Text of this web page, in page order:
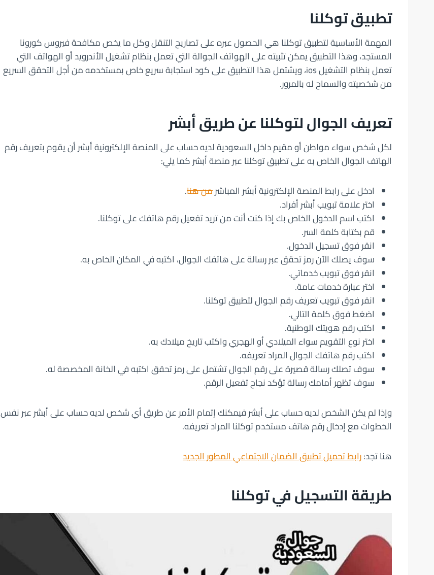
تطبيق توكلنا
المهمة الأساسية لتطبيق توكلنا هي الحصول عبره على تصاريح التنقل وكل ما يخص مكافحة فيروس كورونا
المستجد، وهذا التطبيق يمكن تثبيته على الهواتف الجوالة التي تعمل بنظام تشغيل الأندرويد أو الهواتف التي
تعمل بنظام التشغيل ios، ويشتمل هذا التطبيق على كود استجابة سريع خاص بمستخدمه من أجل التحقق السريع
من شخصيته والسماح له بالمرور.
تعريف الجوال لتوكلنا عن طريق أبشر
لكل شخص سواء مواطن أو مقيم داخل السعودية لديه حساب على المنصة الإلكترونية أبشر أن يقوم بتعريف رقم
الهاتف الجوال الخاص به على تطبيق توكلنا عبر منصة أبشر كما يلي:
ادخل على رابط المنصة الإلكترونية أبشر المباشرمن هنا.
اختر علامة تبويب أبشر أفراد.
اكتب اسم الدخول الخاص بك إذا كنت أنت من تريد تفعيل رقم هاتفك على توكلنا.
قم بكتابة كلمة السر.
انقر فوق تسجيل الدخول.
سوف يصلك الآن رمز تحقق عبر رسالة على هاتفك الجوال، اكتبه في المكان الخاص به.
انقر فوق تبويب خدماتي.
اختر عبارة خدمات عامة.
انقر فوق تبويب تعريف رقم الجوال لتطبيق توكلنا.
اضغط فوق كلمة التالي.
اكتب رقم هويتك الوطنية.
اختر نوع التقويم سواء الميلادي أو الهجري واكتب تاريخ ميلادك به.
اكتب رقم هاتفك الجوال المراد تعريفه.
سوف تصلك رسالة قصيرة على رقم الجوال تشتمل على رمز تحقق اكتبه في الخانة المخصصة له.
سوف تظهر أمامك رسالة تؤكد نجاح تفعيل الرقم.
وإذا لم يكن الشخص لديه حساب على أبشر فيمكنك إتمام الأمر عن طريق أي شخص لديه حساب على أبشر عبر نفس
الخطوات مع إدخال رقم هاتف مستخدم توكلنا المراد تعريفه.
هنا تجد:رابط تحميل تطبيق الضمان الاجتماعي المطور الجديد
طريقة التسجيل في توكلنا